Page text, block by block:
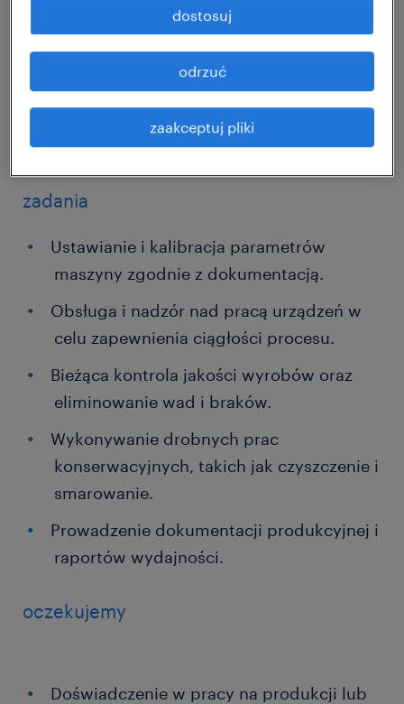
osoby z doświadczeniem w pracy na
produkcji lub przy obsłudze maszyn
przemysłowych. Oferujemy stabilne
zatrudnienie w oparciu o umowę o pracę.
Jeśli znasz specyfikę pracy na hali i szukasz
stałego zatrudnienia – aplikuj!
zadania
Ustawianie i kalibracja parametrów
maszyny zgodnie z dokumentacją.
Obsługa i nadzór nad pracą urządzeń w
celu zapewnienia ciągłości procesu.
Bieżąca kontrola jakości wyrobów oraz
eliminowanie wad i braków.
Wykonywanie drobnych prac
konserwacyjnych, takich jak czyszczenie i
smarowanie.
Prowadzenie dokumentacji produkcyjnej i
raportów wydajności.
oczekujemy
Doświadczenie w pracy na produkcji lub
zaakceptuj pliki
odrzuć
dostosuj